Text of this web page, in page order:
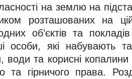
на землю на
розташованих на
об’єктів та
особи, які набувають
води та корисні
та гірничого права.